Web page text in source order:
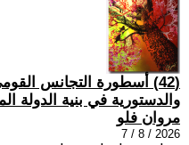
(42) أسطورة التجانس
والدستورية في بنية الدولة
مروان فلو
2026 / 8 / 7